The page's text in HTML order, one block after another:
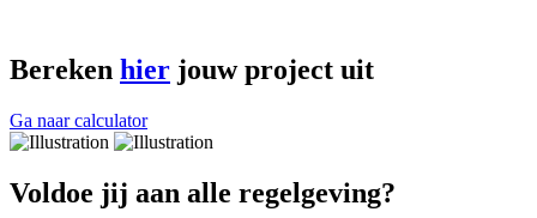
Bereken hier jouw project uit
Ga naar calculator
Voldoe jij aan alle regelgeving?